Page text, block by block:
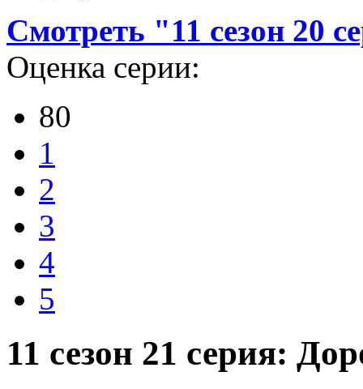
Смотреть "11 сезон 20
Оценка серии:
80
1
2
3
4
5
11 сезон 21 серия: